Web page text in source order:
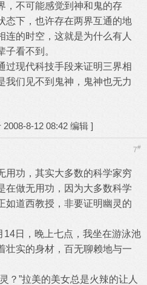
，不可能感觉到神和鬼的存
态下，也许存在两界互通的地
连的时空，这就是为什么有人
子看不到。
现代科技手段来证明三界相
我们见不到鬼神，鬼神也无力
8-12 08:42 编辑 ]
7#
用功，其实大多数的科学家穷
在做无用功，因为大多数科学
如道西教授，非要证明幽灵的
日，晚上七点，我坐在游泳池
壮实的身材，百无聊赖地与一
”拉美的美女总是火辣的让人